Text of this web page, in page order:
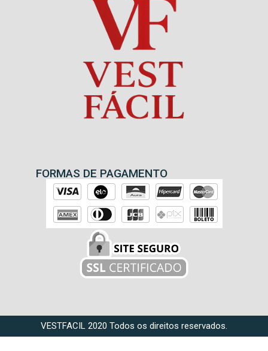
FORMAS DE PAGAMENTO
VESTFACIL 2020 Todos os direitos reservados.